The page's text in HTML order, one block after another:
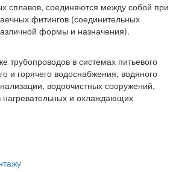
сплавов, соединяются между собой при
фитингов (соединительных
формы и назначения).
трубопроводов в системах питьевого
и горячего водоснабжения, водяного
водоочистных сооружений,
нагревательных и охлаждающих